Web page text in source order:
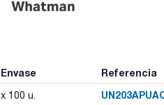
Envase Referencia
x 100 u.